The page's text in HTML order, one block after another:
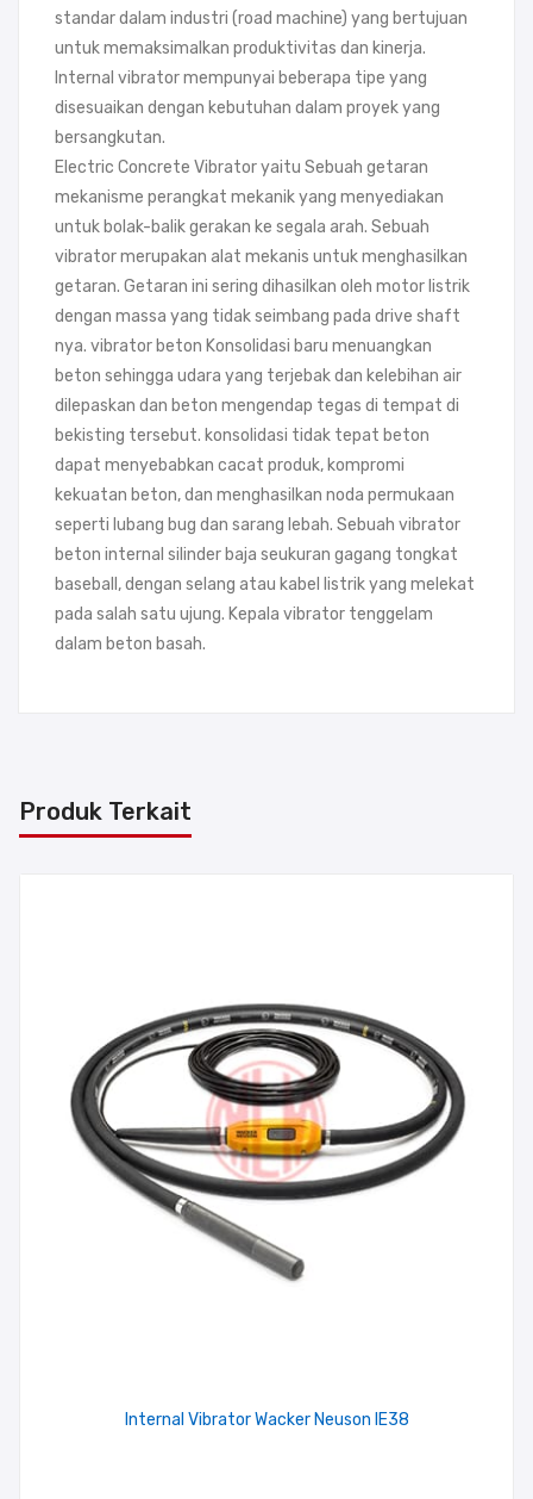
standar dalam industri (road machine) yang bertujuan
untuk memaksimalkan produktivitas dan kinerja.
Internal vibrator mempunyai beberapa tipe yang
disesuaikan dengan kebutuhan dalam proyek yang
bersangkutan.
Electric Concrete Vibrator yaitu Sebuah getaran
mekanisme perangkat mekanik yang menyediakan
untuk bolak-balik gerakan ke segala arah. Sebuah
vibrator merupakan alat mekanis untuk menghasilkan
getaran. Getaran ini sering dihasilkan oleh motor listrik
dengan massa yang tidak seimbang pada drive shaft
nya. vibrator beton Konsolidasi baru menuangkan
beton sehingga udara yang terjebak dan kelebihan air
dilepaskan dan beton mengendap tegas di tempat di
bekisting tersebut. konsolidasi tidak tepat beton
dapat menyebabkan cacat produk, kompromi
kekuatan beton, dan menghasilkan noda permukaan
seperti lubang bug dan sarang lebah. Sebuah vibrator
beton internal silinder baja seukuran gagang tongkat
baseball, dengan selang atau kabel listrik yang melekat
pada salah satu ujung. Kepala vibrator tenggelam
dalam beton basah.
Produk Terkait
Internal Vibrator Wacker Neuson IE38